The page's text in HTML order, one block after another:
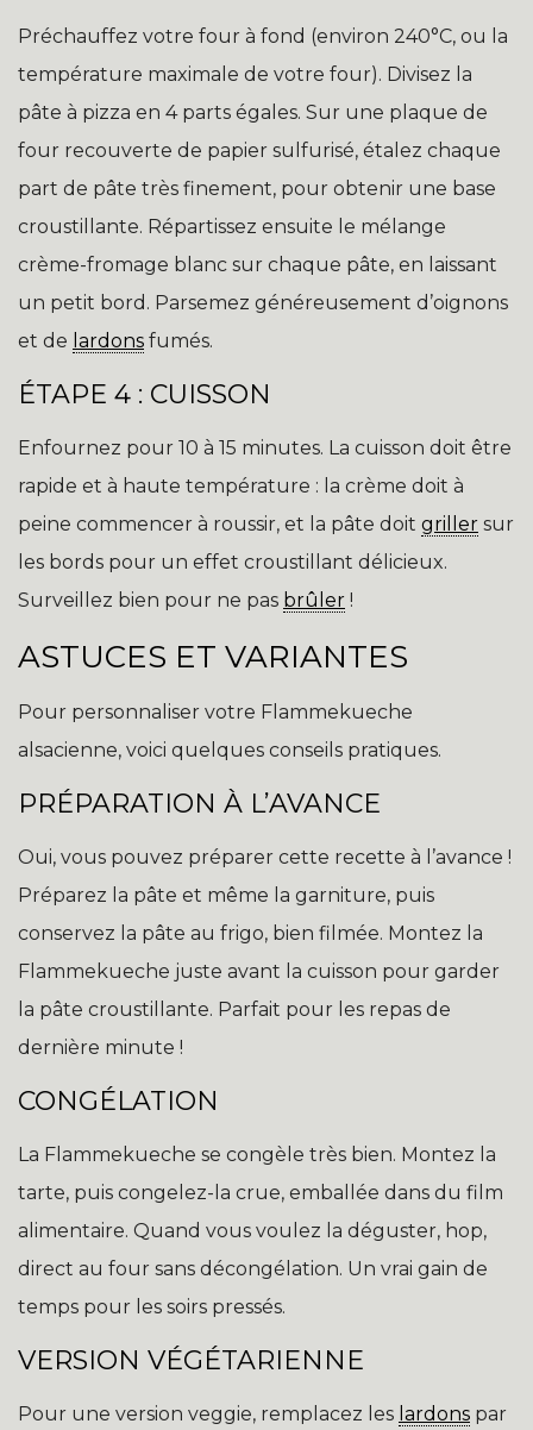
Préchauffez votre four à fond (environ 240°C, ou la
température maximale de votre four). Divisez la
pâte à pizza en 4 parts égales. Sur une plaque de
four recouverte de papier sulfurisé, étalez chaque
part de pâte très finement, pour obtenir une base
croustillante. Répartissez ensuite le mélange
crème-fromage blanc sur chaque pâte, en laissant
un petit bord. Parsemez généreusement d’oignons
et de lardons fumés.
ÉTAPE 4 : CUISSON
Enfournez pour 10 à 15 minutes. La cuisson doit être
rapide et à haute température : la crème doit à
peine commencer à roussir, et la pâte doit griller sur
les bords pour un effet croustillant délicieux.
Surveillez bien pour ne pas brûler !
ASTUCES ET VARIANTES
Pour personnaliser votre Flammekueche
alsacienne, voici quelques conseils pratiques.
PRÉPARATION À L’AVANCE
Oui, vous pouvez préparer cette recette à l’avance !
Préparez la pâte et même la garniture, puis
conservez la pâte au frigo, bien filmée. Montez la
Flammekueche juste avant la cuisson pour garder
la pâte croustillante. Parfait pour les repas de
dernière minute !
CONGÉLATION
La Flammekueche se congèle très bien. Montez la
tarte, puis congelez-la crue, emballée dans du film
alimentaire. Quand vous voulez la déguster, hop,
direct au four sans décongélation. Un vrai gain de
temps pour les soirs pressés.
VERSION VÉGÉTARIENNE
Pour une version veggie, remplacez les lardons par